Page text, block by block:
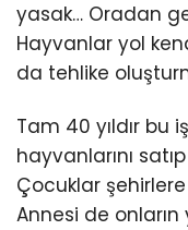
yasak… Oradan
Hayvanlar yol
da tehlike
Tam 40 yıldır bu
hayvanlarını
Çocuklar
Annesi de onların